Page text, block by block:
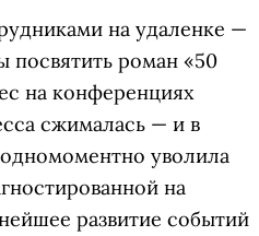
на удаленке —
посвятить роман «50
на конференциях
сжималась — и в
уволила
на
развитие событий